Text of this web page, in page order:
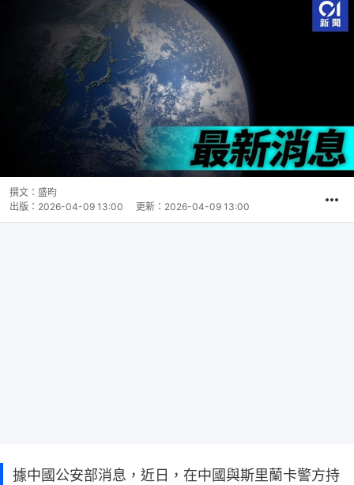
撰文： 盛昀
出版： 2026-04-09 13:00 更新： 2026-04-09 13:00
據中國公安部消息，近日，在中國與斯里蘭卡警方持